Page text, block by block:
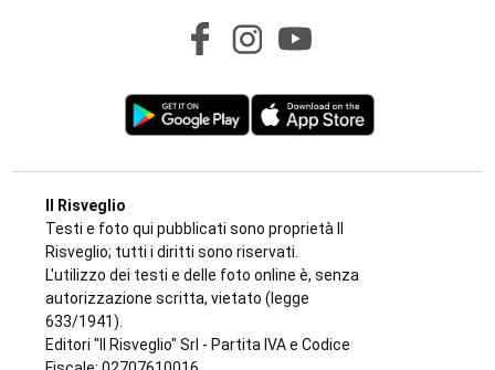
Il Risveglio
Testi e foto qui pubblicati sono proprietà Il
Risveglio; tutti i diritti sono riservati.
L'utilizzo dei testi e delle foto online è, senza
autorizzazione scritta, vietato (legge
633/1941).
Editori "Il Risveglio" Srl - Partita IVA e Codice